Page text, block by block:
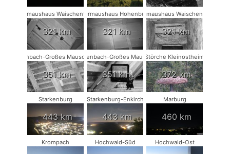
Fledermaushaus Waischenfeld #2
321 km
Fledermaushaus Hohenburg #1
321 km
Fledermaushaus Waischenfeld #1
321 km
Rodenbach-Großes Mausohr #2
351 km
Rodenbach-Großes Mausohr
351 km
Störche Kleinostheim
372 km
Starkenburg
443 km
Starkenburg-Enkirch
443 km
Marburg
460 km
Krompach Hochwald-Süd Hochwald-Ost